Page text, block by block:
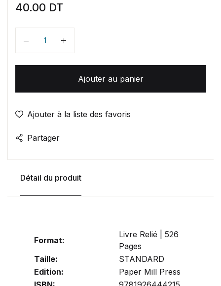
40.00 DT
Quantité
Ajouter au panier
Ajouter à la liste des favoris
Partager
Détail du produit
Format:
Livre Relié | 526
Pages
Taille:
STANDARD
Edition:
Paper Mill Press